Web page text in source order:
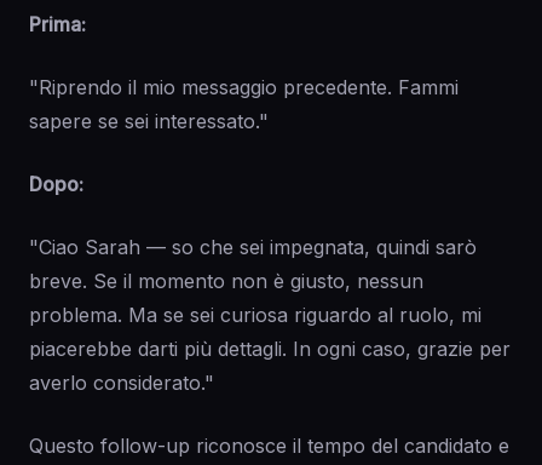
Prima:
"Riprendo il mio messaggio precedente. Fammi
sapere se sei interessato."
Dopo:
"Ciao Sarah — so che sei impegnata, quindi sarò
breve. Se il momento non è giusto, nessun
problema. Ma se sei curiosa riguardo al ruolo, mi
piacerebbe darti più dettagli. In ogni caso, grazie per
averlo considerato."
Questo follow-up riconosce il tempo del candidato e